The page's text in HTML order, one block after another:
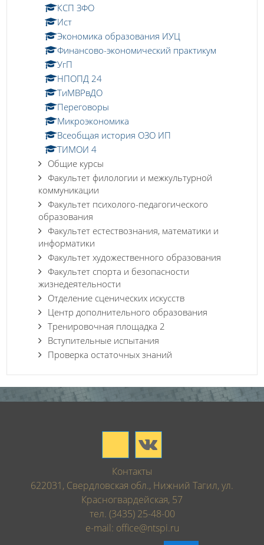
КСП ЗФО
Ист
Экономика образования ИУЦ
Финансово-экономический практикум
УгП
НПОПД 24
ТиМВРвДО
Переговоры
Микроэкономика
Всеобщая история ОЗО ИП
ТИМОИ 4
Общие курсы
Факультет филологии и межкультурной
коммуникации
Факультет психолого-педагогического
образования
Факультет естествознания, математики и
информатики
Факультет художественного образования
Факультет спорта и безопасности
жизнедеятельности
Отделение сценических искусств
Центр дополнительного образования
Тренировочная площадка 2
Вступительные испытания
Проверка остаточных знаний
Контакты
622031, Свердловская обл., Нижний Тагил, ул.
Красногвардейская, 57
тел. (3435) 25-48-00
e-mail: office@ntspi.ru